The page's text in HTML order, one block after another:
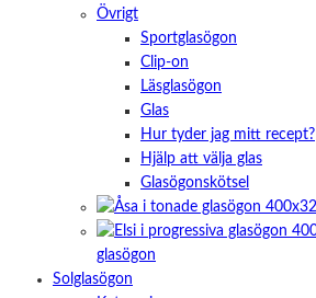
Övrigt
Sportglasögon
Clip-on
Läsglasögon
Glas
Hur tyder jag mitt recept?
Hjälp att välja glas
Glasögonskötsel
glasögon
Solglasögon